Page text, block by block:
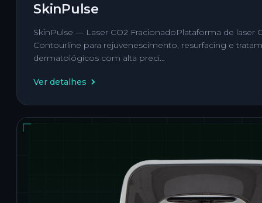
SkinPulse
SkinPulse — Laser CO2 FracionadoPlataforma de laser
Contourline para rejuvenescimento, resurfacing e
dermatológicos com alta preci…
Ver detalhes